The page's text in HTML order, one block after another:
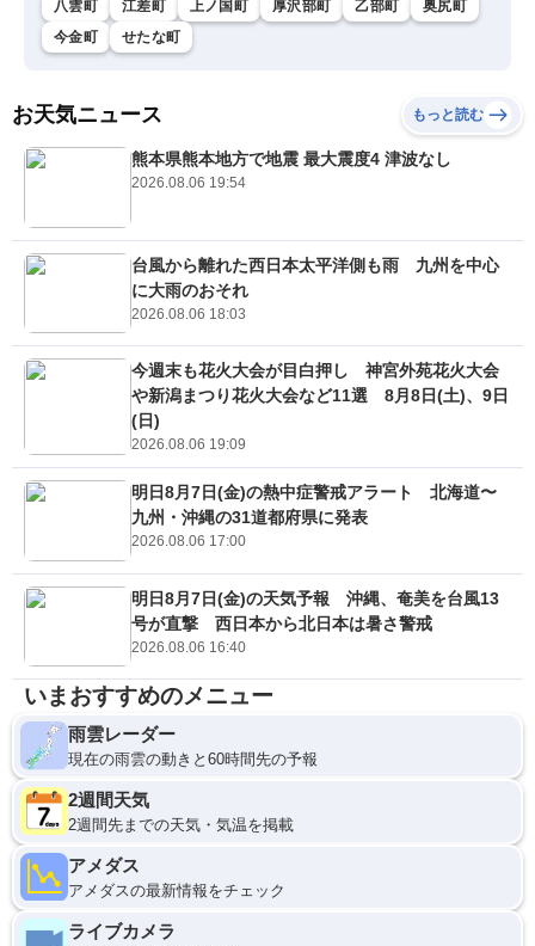
八雲町 江差町 上ノ国町 厚沢部町 乙部町
奥尻町
今金町
せたな町
お天気ニュース もっと読む
熊本県熊本地方で地震 最大震度4 津波なし
2026.08.06 19:54
台風から離れた西日本太平洋側も雨 九州を中心
に大雨のおそれ
2026.08.06 18:03
今週末も花火大会が目白押し 神宮外苑花火大会
や新潟まつり花火大会など11選 8月8日(土)、9日
(日)
2026.08.06 19:09
明日8月7日(金)の熱中症警戒アラート 北海道〜
九州・沖縄の31道都府県に発表
2026.08.06 17:00
明日8月7日(金)の天気予報 沖縄、奄美を台風13
号が直撃 西日本から北日本は暑さ警戒
2026.08.06 16:40
いまおすすめのメニュー
雨雲レーダー
現在の雨雲の動きと60時間先の予報
2週間天気
2週間先までの天気・気温を掲載
アメダス
アメダスの最新情報をチェック
ライブカメラ